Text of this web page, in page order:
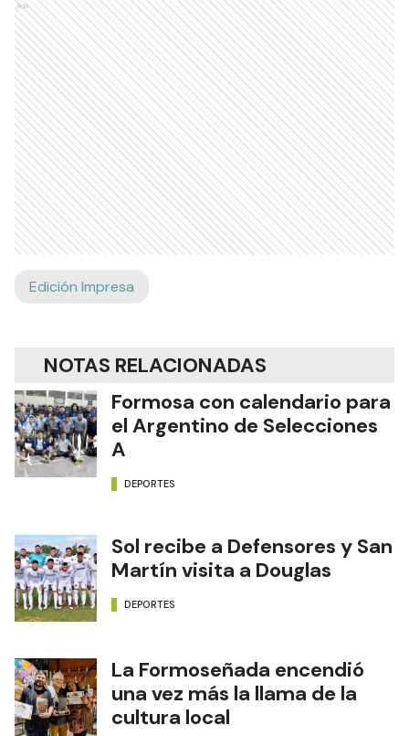
Ads
Edición Impresa
NOTAS RELACIONADAS
Formosa con calendario para
el Argentino de Selecciones
A
DEPORTES
Sol recibe a Defensores y San
Martín visita a Douglas
DEPORTES
La Formoseñada encendió
una vez más la llama de la
cultura local